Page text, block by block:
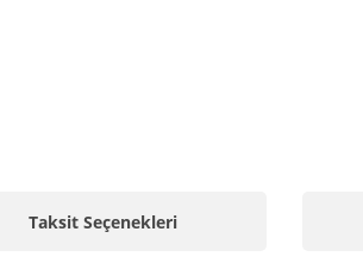
Taksit Seçenekleri